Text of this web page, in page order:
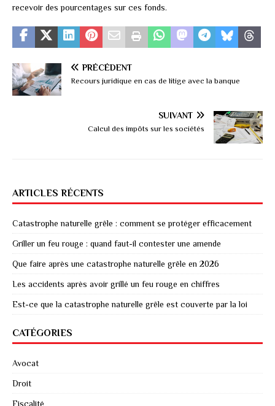
recevoir des pourcentages sur ces fonds.
PRÉCÉDENT
Recours juridique en cas de litige avec la banque
SUIVANT
Calcul des impôts sur les sociétés
ARTICLES RÉCENTS
Catastrophe naturelle grêle : comment se protéger efficacement
Griller un feu rouge : quand faut-il contester une amende
Que faire après une catastrophe naturelle grêle en 2026
Les accidents après avoir grillé un feu rouge en chiffres
Est-ce que la catastrophe naturelle grêle est couverte par la loi
CATÉGORIES
Avocat
Droit
Fiscalité